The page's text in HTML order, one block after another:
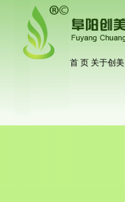
首 页 关于创美